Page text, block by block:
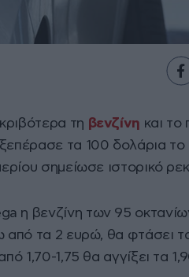
τη βενζίνη και το
τα 100 δολάρια το
σημείωσε ιστορικό
η βενζίνη των 95
από τα 2 ευρώ, θα φτάσει
1,70-1,75 θα αγγίξει τα